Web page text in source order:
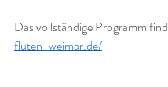
Das vollständige Programm
fluten-weimar.de/